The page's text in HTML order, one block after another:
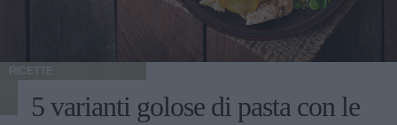
RICETTE
5 varianti golose di pasta con le